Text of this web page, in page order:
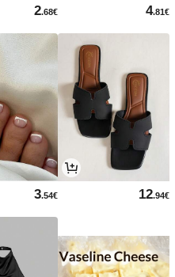
4.81€
2.68€
12.94€
3.54€